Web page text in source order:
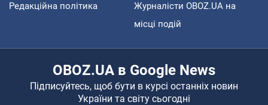
Редакційна політика
Журналісти OBOZ.UA на
місці подій
OBOZ.UA в Google News
Підписуйтесь, щоб бути в курсі останніх новин
України та світу сьогодні